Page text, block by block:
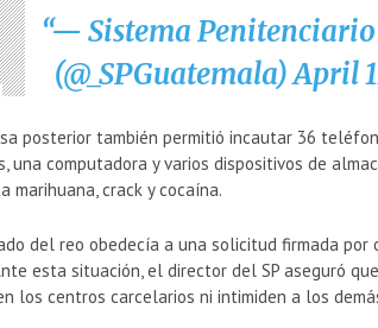
— Sistema Penitenciario
(@_SPGuatemala)April
posterior también permitió incautar 36
una computadora y varios dispositivos de
marihuana, crack y cocaína.
del reo obedecía a una solicitud firmada
esta situación, el director del SP aseguró
los centros carcelarios ni intimiden a los